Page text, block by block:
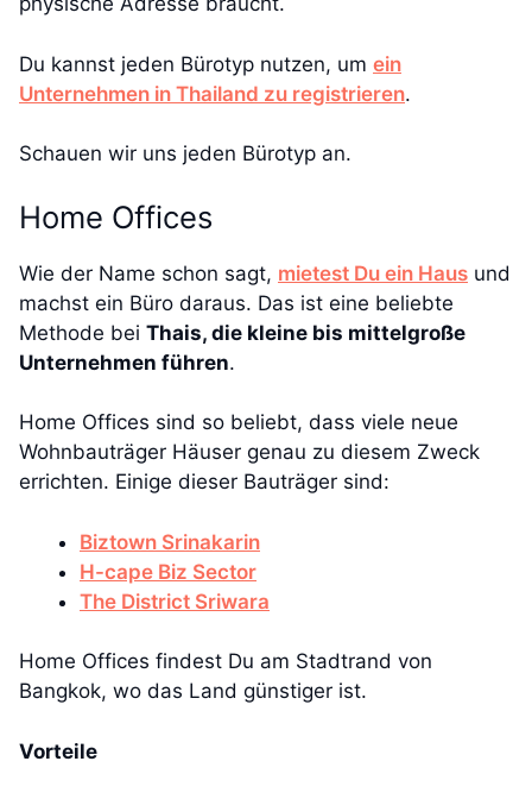
Du kannst jeden Bürotyp nutzen, um ein
Unternehmen in Thailand zu registrieren.
Schauen wir uns jeden Bürotyp an.
Home Offices
Wie der Name schon sagt, mietest Du ein Haus und
machst ein Büro daraus. Das ist eine beliebte
Methode bei Thais, die kleine bis mittelgroße
Unternehmen führen.
Home Offices sind so beliebt, dass viele neue
Wohnbauträger Häuser genau zu diesem Zweck
errichten. Einige dieser Bauträger sind:
Biztown Srinakarin
H-cape Biz Sector
The District Sriwara
Home Offices findest Du am Stadtrand von
Bangkok, wo das Land günstiger ist.
Vorteile